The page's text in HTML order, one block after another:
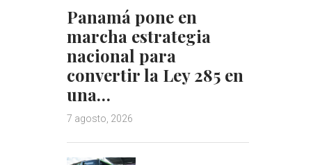
Panamá pone en
marcha estrategia
nacional para
convertir la Ley 285 en
una…
7 agosto, 2026